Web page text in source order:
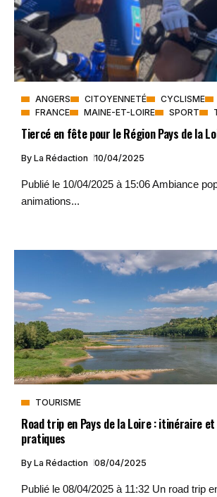
ANGERS CITOYENNETÉ CYCLISME
FRANCE
MAINE-ET-LOIRE SPORT
Tiercé en fête pour le Région Pays de la
By La Rédaction 10/04/2025
Publié le 10/04/2025 à 15:06 Ambiance
animations...
TOURISME
Road trip en Pays de la Loire : itinéraire
pratiques
By La Rédaction 08/04/2025
Publié le 08/04/2025 à 11:32 Un road trip